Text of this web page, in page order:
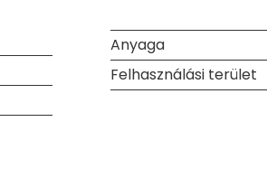
Anyaga
Felhasználási terület